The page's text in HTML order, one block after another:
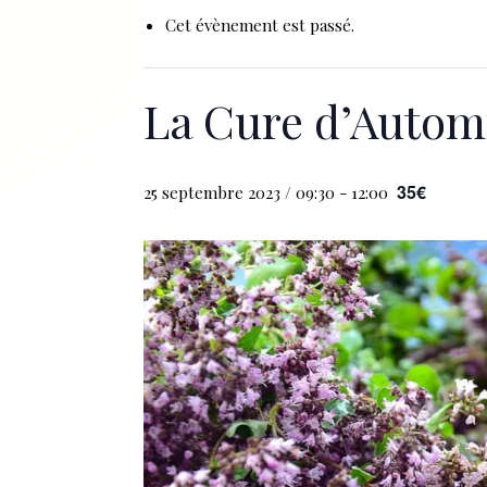
Cet évènement est passé.
La Cure
25 septembre 2023 / 09:30 - 12:00 35€